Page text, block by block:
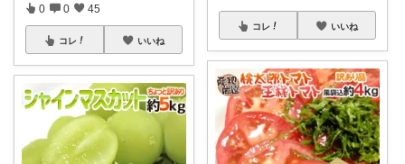
0 0 45
コレ いいね
コレ いいね